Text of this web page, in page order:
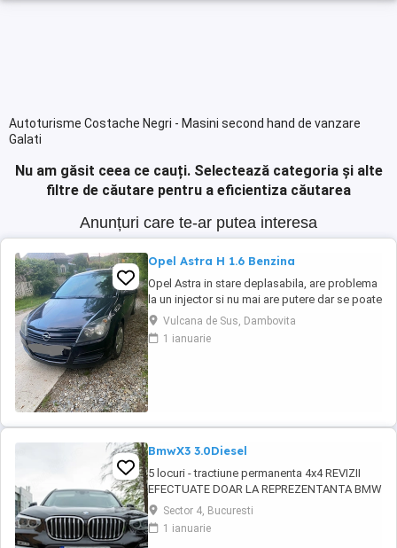
Autoturisme Costache Negri - Masini second hand de vanzare
Galati
Nu am găsit ceea ce cauți. Selectează categoria și alte
filtre de căutare pentru a eficientiza căutarea
Anunțuri care te-ar putea interesa
Opel Astra H 1.6 Benzina
Opel Astra in stare deplasabila, are problema
la un injector si nu mai are putere dar se poate
deplasa, pretul este negociabil la fata locului,
masina are si instalație Gpl omologată.
Vulcana de Sus, Dambovita
1 ianuarie
BmwX3 3.0Diesel
5 locuri - tractiune permanenta 4x4 REVIZII
EFECTUATE DOAR LA REPREZENTANTA BMW
CUTIE AUTOMATA 8+1 TREPTE 3 moduri
condus AUTOHOLD ASISTENT PLECARE DIN
RAMPA Camera frontala parbriz asistenta
Sector 4, Bucuresti
1 ianuarie